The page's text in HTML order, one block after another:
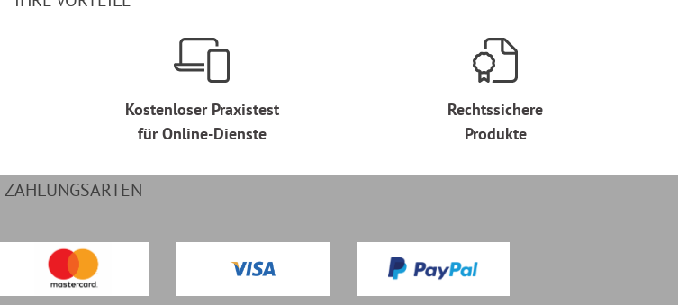
Kostenloser Praxistest
für Online-Dienste
Rechtssichere
Produkte
ZAHLUNGSARTEN